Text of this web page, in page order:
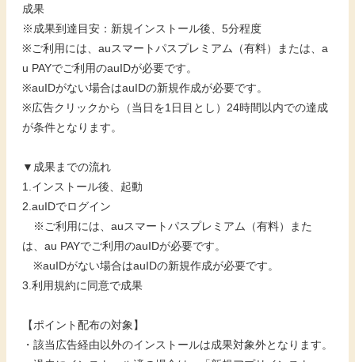
成果
※成果到達目安：新規インストール後、5分程度
※ご利用には、auスマートパスプレミアム（有料）または、a
u PAYでご利用のauIDが必要です。
※auIDがない場合はauIDの新規作成が必要です。
※広告クリックから（当日を1日目とし）24時間以内での達成
が条件となります。
▼成果までの流れ
1.インストール後、起動
2.auIDでログイン
※ご利用には、auスマートパスプレミアム（有料）また
は、au PAYでご利用のauIDが必要です。
※auIDがない場合はauIDの新規作成が必要です。
3.利用規約に同意で成果
【ポイント配布の対象】
・該当広告経由以外のインストールは成果対象外となります。